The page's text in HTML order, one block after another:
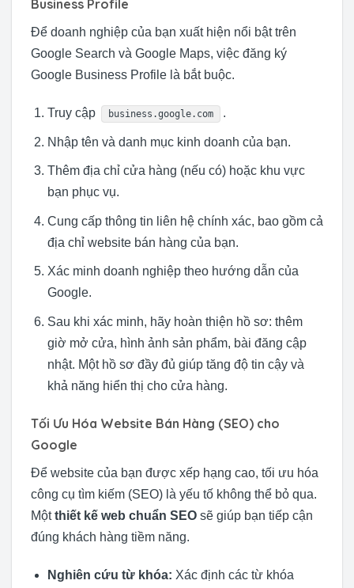
Business Profile
Để doanh nghiệp của bạn xuất hiện nổi bật trên
Google Search và Google Maps, việc đăng ký
Google Business Profile là bắt buộc.
Truy cập business.google.com .
Nhập tên và danh mục kinh doanh của bạn.
Thêm địa chỉ cửa hàng (nếu có) hoặc khu vực
bạn phục vụ.
Cung cấp thông tin liên hệ chính xác, bao gồm cả
địa chỉ website bán hàng của bạn.
Xác minh doanh nghiệp theo hướng dẫn của
Google.
Sau khi xác minh, hãy hoàn thiện hồ sơ: thêm
giờ mở cửa, hình ảnh sản phẩm, bài đăng cập
nhật. Một hồ sơ đầy đủ giúp tăng độ tin cậy và
khả năng hiển thị cho cửa hàng.
Tối Ưu Hóa Website Bán Hàng (SEO) cho
Google
Để website của bạn được xếp hạng cao, tối ưu hóa
công cụ tìm kiếm (SEO) là yếu tố không thể bỏ qua.
Mộtthiết kế web chuẩn SEO sẽ giúp bạn tiếp cận
đúng khách hàng tiềm năng.
Nghiên cứu từ khóa: Xác định các từ khóa